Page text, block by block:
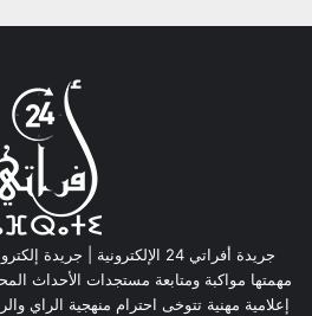
جريدة أفراتي 24 الإلكترونية |
مهمتها مواكبة ومتابعة مستجدات الأحداث
إعلامية مهنية تتوخى احترام منهجية الراي